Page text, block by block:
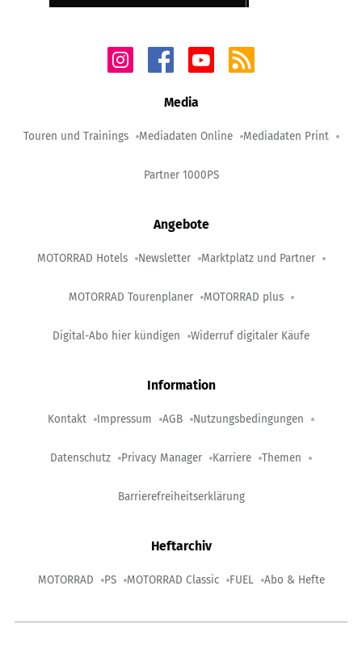
Media
Touren und Trainings Mediadaten Online Mediadaten Print
Partner 1000PS
Angebote
MOTORRAD Hotels Newsletter Marktplatz und Partner
MOTORRAD Tourenplaner MOTORRAD plus
Digital-Abo hier kündigen Widerruf digitaler Käufe
Information
Kontakt Impressum AGB Nutzungsbedingungen
Datenschutz Privacy Manager Karriere Themen
Barrierefreiheitserklärung
Heftarchiv
MOTORRAD PS MOTORRAD Classic FUEL Abo & Hefte